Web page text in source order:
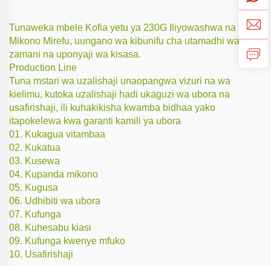
Tunaweka mbele Kofia yetu ya 230G Iliyowashwa na
Mikono Mirefu, uungano wa kibunifu cha utamadhi wa
zamani na uponyaji wa kisasa.
Production Line
Tuna mstari wa uzalishaji unaopangwa vizuri na wa
kielimu, kutoka uzalishaji hadi ukaguzi wa ubora na
usafirishaji, ili kuhakikisha kwamba bidhaa yako
itapokelewa kwa garanti kamili ya ubora
01. Kukagua vitambaa
02. Kukatua
03. Kusewa
04. Kupanda mikono
05. Kugusa
06. Udhibiti wa ubora
07. Kufunga
08. Kuhesabu kiasi
09. Kufunga kwenye mfuko
10. Usafirishaji